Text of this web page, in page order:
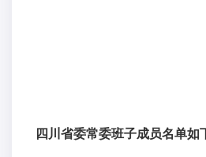
四川省委常委班子成员名单如